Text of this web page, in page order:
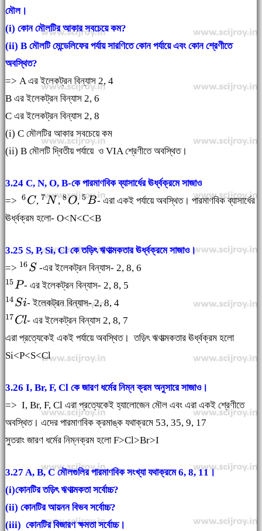
মৌল।
(i) কোন মৌলটির আকার সবচেয়ে কম?
(ii) B মৌলটি মেন্ডেলিফের পর্যায় সারণিতে কোন পর্যায়ে এবং কোন শ্রেণীতে
অবস্থিত?
=> A এর ইলেকট্রন বিন্যাস 2, 4
B এর ইলেকট্রন বিন্যাস 2, 6
C এর ইলেকট্রন বিন্যাস 2, 8
(i) C মৌলটির আকার সবচেয়ে কম
(ii) B মৌলটি দ্বিতীয় পর্যায়ে ও VIA শ্রেণীতে অবস্থিত।
3.24 C, N, O, B-কে পারমাণবিক ব্যাসার্ধের ঊর্ধ্বক্রমে সাজাও
=> {}^{6}C
6C, {}^{7}N
7N,{}^{8}O
8O,{}^{5}B
5B- এরা একই পর্যায়ে অবস্থিত। পারমাণবিক ব্যাসার্ধের
ঊর্ধ্বক্রম হলো- O<N<C<B
3.25 S, P, Si, Cl কে তড়িৎ ঋণাত্মকতার ঊর্ধ্বক্রমে সাজাও।
=> {}^{16}S
16S -এর ইলেকট্রন বিন্যাস- 2, 8, 6
{}^{15}P
15P- এর ইলেকট্রন বিন্যাস- 2, 8, 5
{}^{14}Si
14Si- ইলেকট্রন বিন্যাস- 2, 8, 4
{}^{17}Cl
17Cl- এর ইলেকট্রন বিন্যাস 2, 8, 7
এরা প্রত্যেকেই একই পর্যায়ে অবস্থিত। তড়িৎ ঋণাত্মকতার ঊর্ধ্বক্রম হলো
Si<P<S<Cl
3.26 I, Br, F, Cl কে জারণ ধর্মের নিম্ন ক্রম অনুসারে সাজাও।
=> I, Br, F, Cl এরা প্রত্যেকেই হ্যালোজেন মৌল এবং এরা একই শ্রেণীতে
অবস্থিত। এদের পারমাণবিক ক্রমাঙ্ক যথাক্রমে 53, 35, 9, 17
সুতরাং জারণ ধর্মের নিম্নক্রম হলো F>Cl>Br>I
3.27 A, B, C মৌলগুলির পারমাণবিক সংখ্যা যথাক্রমে 6, 8, 11।
(i)কোনটির তড়িৎ ঋণাত্মকতা সর্বোচ্চ?
(ii) কোনটির আয়নন বিভব সর্বোচ্চ?
(iii) কোনটির বিজারণ ক্ষমতা সর্বোচ্চ।